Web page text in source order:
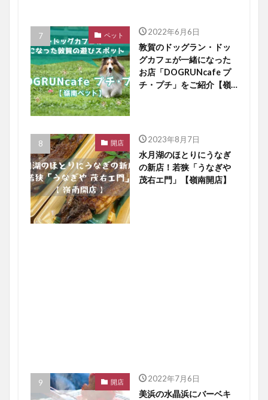
ペット 2022年6月6日
敦賀のドッグラン・ドッ
グカフェが一緒になった
お店「DOGRUNcafe プ
チ・プチ」をご紹介【嶺
開店 2023年8月7日
水月湖のほとりにうなぎ
の新店！若狭「うなぎや
茂右エ門」【嶺南開店】
開店 2022年7月6日
美浜の水晶浜にバーベキ